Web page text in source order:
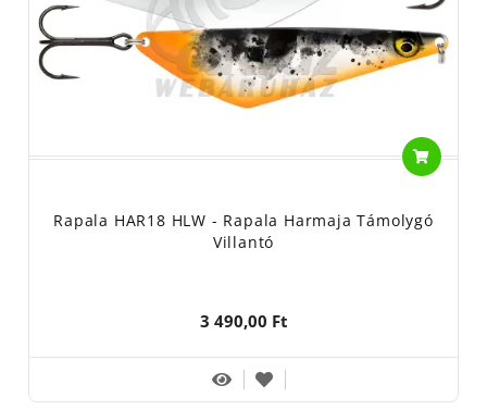
Rapala HAR18 HLW - Rapala Harmaja Támolygó
Villantó
3 490,00 Ft